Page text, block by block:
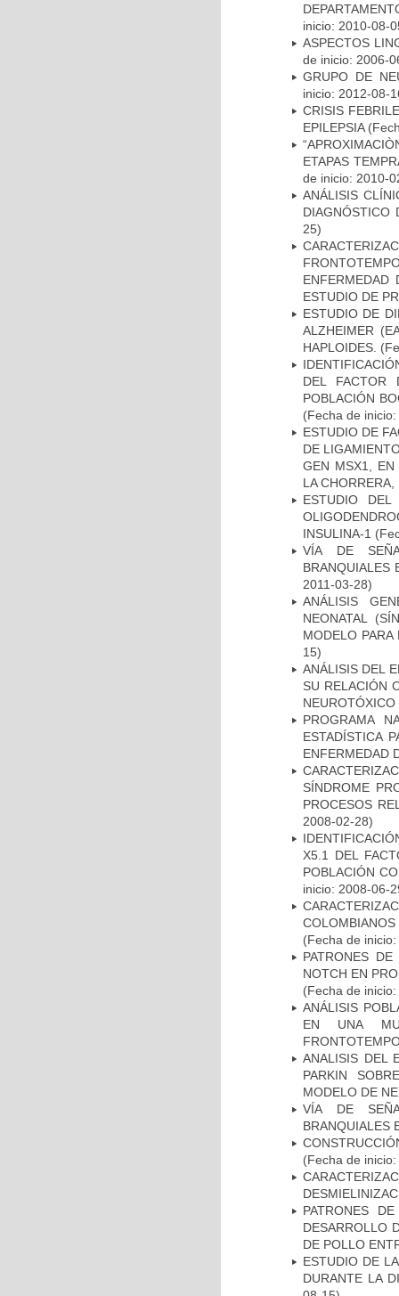
inicio: 2010-08-
ASPECTOS
de inicio: 2006-
GRUPO DE
inicio: 2012-08-
CRISIS
EPILEPSIA
ETAPAS
de inicio: 2010-
ANÁLISIS
DIAGNÓSTICO
25)
ENFERMEDAD
ESTUDIO DE
ESTUDIO DE
ALZHEIMER
HAPLOIDES.
DEL FACTOR
POBLACIÓN
(Fecha de
ESTUDIO DE
DE
GEN MSX1, EN
LA
ESTUDIO
INSULINA-1
VÍA DE
BRANQUIALES
2011-03-28)
ANÁLISIS
NEONATAL
MODELO
15)
ANÁLISIS DEL
SU RELACIÓN
NEUROTÓXICO
PROGRAMA
ESTADÍSTICA
ENFERMEDAD
SÍNDROME
PROCESOS
2008-02-28)
X5.1 DEL
POBLACIÓN
inicio: 2008-06-
(Fecha de
PATRONES
NOTCH EN
(Fecha de
ANÁLISIS
EN UNA
ANALISIS DEL
PARKIN
MODELO DE
VÍA DE
BRANQUIALES
(Fecha de
PATRONES
DESARROLLO
DE POLLO
ESTUDIO DE
DURANTE LA